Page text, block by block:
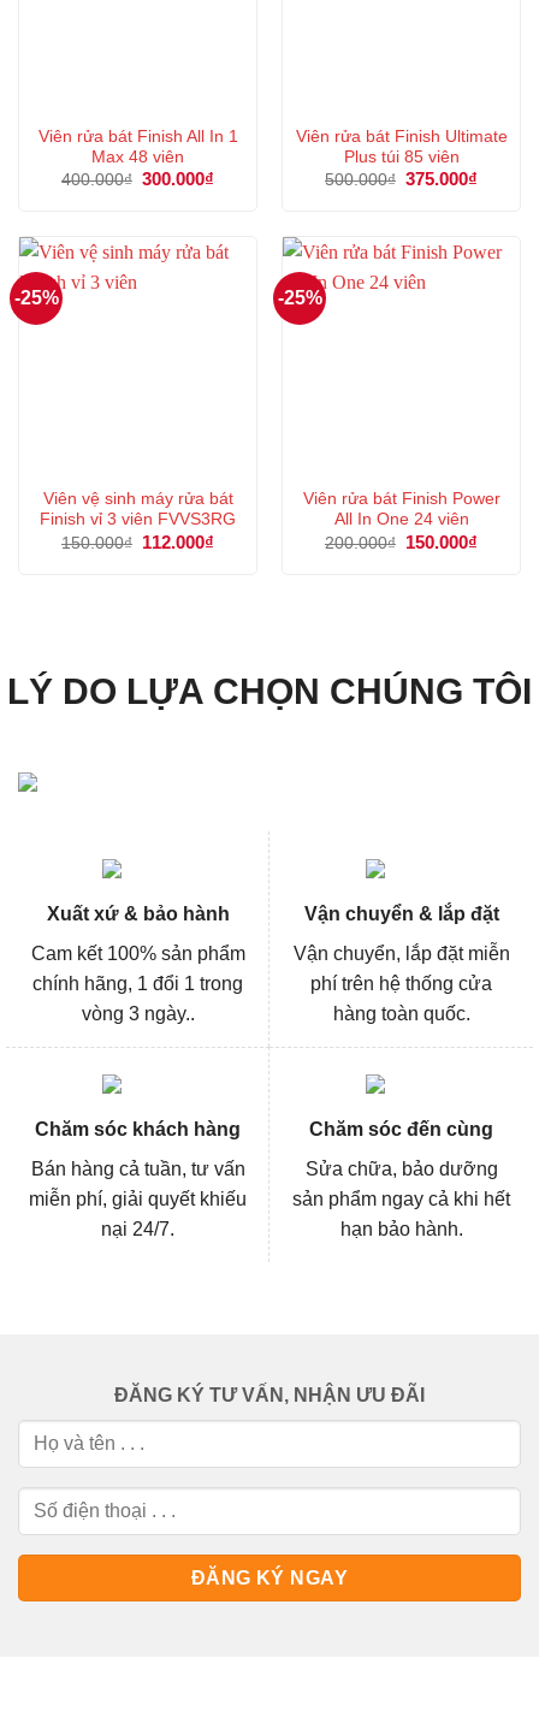
Viên rửa bát Finish All In 1
Max 48 viên
400.000₫ Giá
300.000₫
300.000₫.
Viên rửa bát Finish Ultimate
Plus túi 85 viên
500.000₫ Giá
375.000₫
-25%
Viên vệ sinh máy rửa bát
Finish vỉ 3 viên FVVS3RG
150.000₫
Giá
112.000₫
-25%
Viên rửa bát Finish Power
All In One 24 viên
200.000₫
Giá
150.000₫
LÝ DO LỰA CHỌN CHÚNG TÔI
Xuất xứ & bảo hành
Cam kết 100% sản phẩm
chính hãng, 1 đổi 1 trong
vòng 3 ngày..
Vận chuyển & lắp đặt
Vận chuyển, lắp đặt miễn
phí trên hệ thống cửa
hàng toàn quốc.
Chăm sóc khách hàng
Bán hàng cả tuần, tư vấn
miễn phí, giải quyết khiếu
nại 24/7.
Chăm sóc đến cùng
Sửa chữa, bảo dưỡng
sản phẩm ngay cả khi hết
hạn bảo hành.
ĐĂNG KÝ TƯ VẤN, NHẬN ƯU ĐÃI